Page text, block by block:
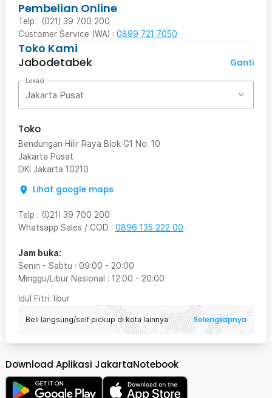
Pembelian Online
Telp : (021) 39 700 200
Customer Service (WA) : 0899 721 7050
Toko Kami
Jabodetabek
Ganti
Lokasi
Jakarta Pusat
Toko
Bendungan Hilir Raya Blok G1 No. 10
Jakarta Pusat
DKI Jakarta 10210
Lihat google maps
Telp : (021) 39 700 200
Whatsapp Sales / COD : 0896 135 222 00
Jam buka:
Senin - Sabtu : 09:00 - 20:00
Minggu/Libur Nasional : 12:00 - 20:00
Idul Fitri: libur
Beli langsung/self pickup di kota lainnya Selengkapnya
Download Aplikasi JakartaNotebook